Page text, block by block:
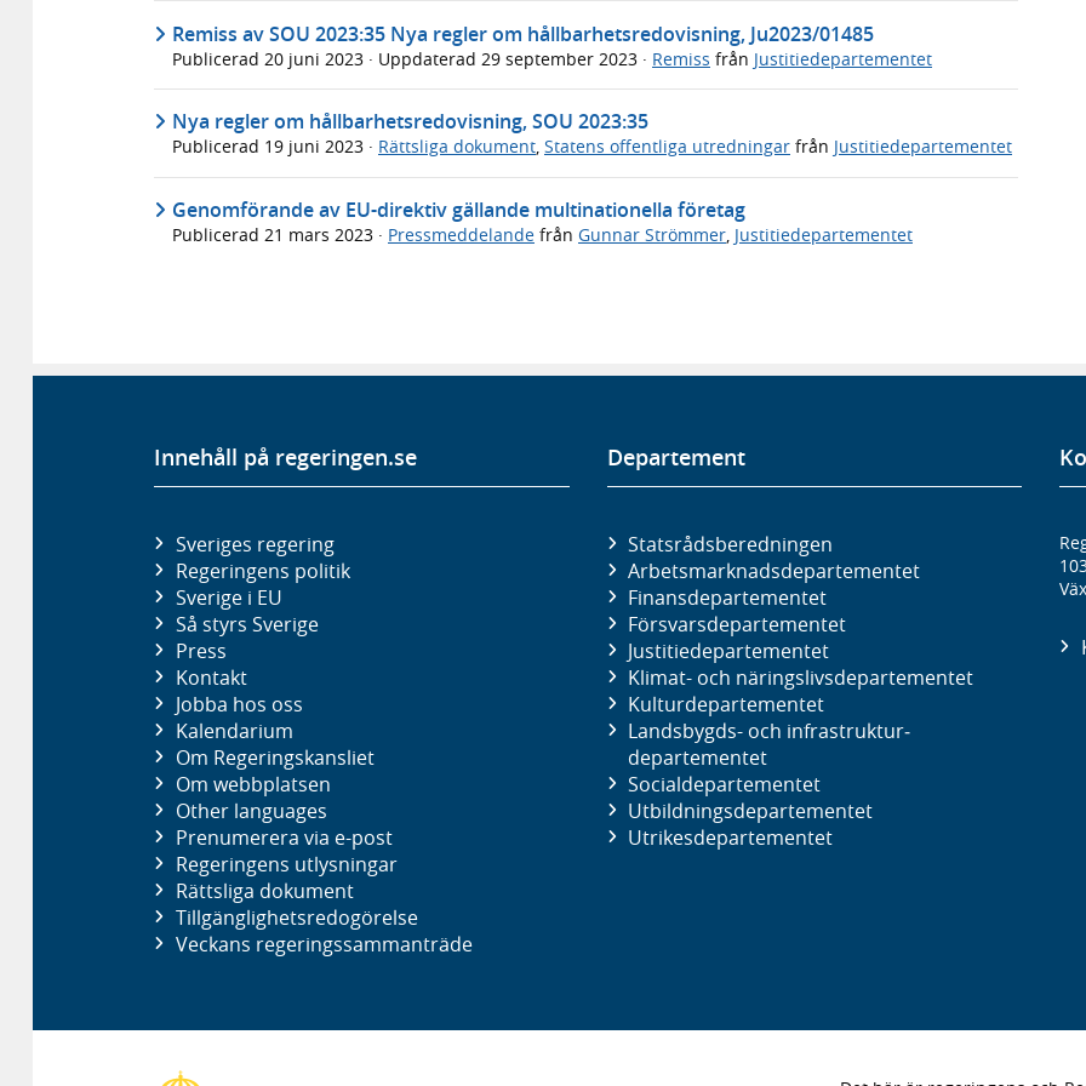
Remiss av SOU 2023:35 Nya regler om hållbarhetsredovisning, Ju2023/01485
Publicerad 20 juni 2023 · Uppdaterad 29 september 2023 · Remiss från Justitiedepartementet
Nya regler om hållbarhetsredovisning, SOU 2023:35
Publicerad 19 juni 2023 · Rättsliga dokument, Statens offentliga utredningar från Justitiedepartementet
Genomförande av EU-direktiv gällande multinationella företag
Publicerad 21 mars 2023 · Pressmeddelande från Gunnar Strömmer, Justitiedepartementet
Innehåll på regeringen.se
Sveriges regering
Regeringens politik
Sverige i EU
Så styrs Sverige
Press
Kontakt
Jobba hos oss
Kalendarium
Om Regeringskansliet
Om webbplatsen
Other languages
Prenumerera via e-post
Regeringens utlysningar
Rättsliga dokument
Tillgänglighetsredogörelse
Veckans regeringssammanträde
Departement
Statsrådsberedningen
Arbetsmarknads­departementet
Finans­departementet
Försvars­departementet
Justitie­departementet
Klimat- och näringslivs­departementet
Kultur­departementet
Landsbygds- och infrastruktur­
departementet
Social­departementet
Utbildnings­departementet
Utrikes­departementet